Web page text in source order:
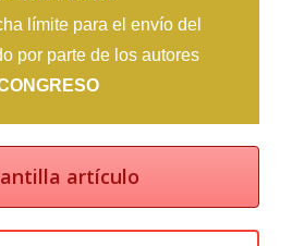
límite para el envío del
por parte de los autores
artículo